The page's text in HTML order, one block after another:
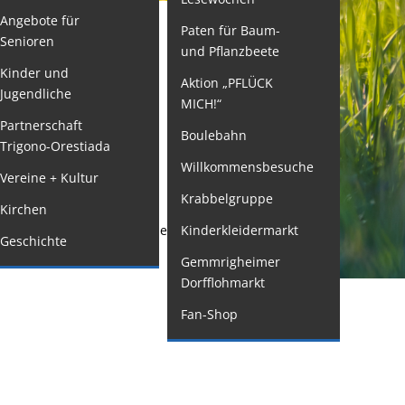
Formulare
Mängelmeldung
Winterdienst
Gutachterausschuss
Organspende
Gleichstellung
Angebote für
Senioren
Kinder und
Jugendliche
Partnerschaft
Trigono-Orestiada
Vereine + Kultur
Kirchen
Geschichte
Paten für Baum-
und Pflanzbeete
Aktion „PFLÜCK
MICH!“
Boulebahn
Willkommensbesuche
Krabbelgruppe
Kinderkleidermarkt
Gemmrigheimer
Dorfflohmarkt
Fan-Shop
für Handwerksbetriebe sowie für kleine